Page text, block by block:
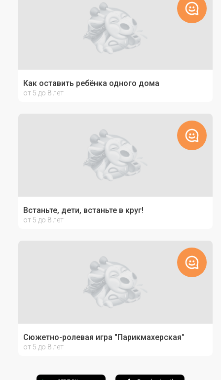
Как оставить ребёнка одного дома
от 5 до 8 лет
Встаньте, дети, встаньте в круг!
от 5 до 8 лет
Сюжетно-ролевая игра "Парикмахерская"
от 5 до 8 лет